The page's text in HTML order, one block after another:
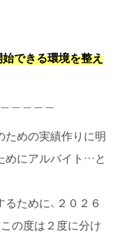
始できる環境を整え
ための実績作りに明
めにアルバイト…と
ために、２０２６
この度は２度に分け